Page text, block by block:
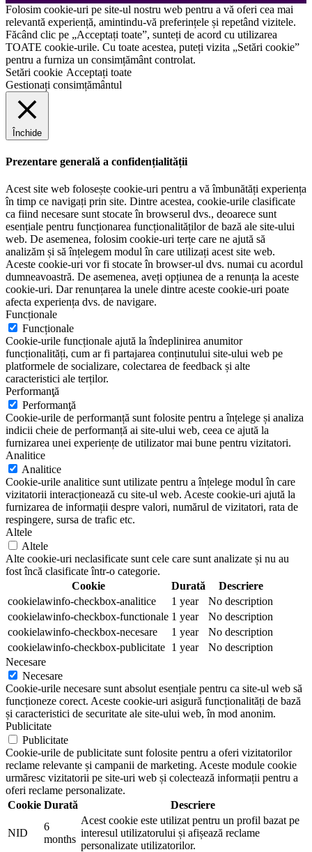
Folosim cookie-uri pe site-ul nostru web pentru a vă oferi cea mai
relevantă experiență, amintindu-vă preferințele și repetând vizitele.
Făcând clic pe „Acceptați toate”, sunteți de acord cu utilizarea
TOATE cookie-urile. Cu toate acestea, puteți vizita „Setări cookie”
pentru a furniza un consimțământ controlat.
Setări cookie Acceptați toate
Gestionați consimțământul
Închide
Prezentare generală a confidențialității
Acest site web folosește cookie-uri pentru a vă îmbunătăți experiența
în timp ce navigați prin site. Dintre acestea, cookie-urile clasificate
ca fiind necesare sunt stocate în browserul dvs., deoarece sunt
esențiale pentru funcționarea funcționalităților de bază ale site-ului
web. De asemenea, folosim cookie-uri terțe care ne ajută să
analizăm și să înțelegem modul în care utilizați acest site web.
Aceste cookie-uri vor fi stocate în browser-ul dvs. numai cu acordul
dumneavoastră. De asemenea, aveți opțiunea de a renunța la aceste
cookie-uri. Dar renunțarea la unele dintre aceste cookie-uri poate
afecta experiența dvs. de navigare.
Funcționale
Funcționale
Cookie-urile funcționale ajută la îndeplinirea anumitor
funcționalități, cum ar fi partajarea conținutului site-ului web pe
platformele de socializare, colectarea de feedback și alte
caracteristici ale terților.
Performanţă
Performanţă
Cookie-urile de performanță sunt folosite pentru a înțelege și analiza
indicii cheie de performanță ai site-ului web, ceea ce ajută la
furnizarea unei experiențe de utilizator mai bune pentru vizitatori.
Analitice
Analitice
Cookie-urile analitice sunt utilizate pentru a înțelege modul în care
vizitatorii interacționează cu site-ul web. Aceste cookie-uri ajută la
furnizarea de informații despre valori, numărul de vizitatori, rata de
respingere, sursa de trafic etc.
Altele
Altele
Alte cookie-uri neclasificate sunt cele care sunt analizate și nu au
fost încă clasificate într-o categorie.
Cookie
Durată
Descriere
cookielawinfo-checkbox-analitice
1 year
No description
cookielawinfo-checkbox-functionale 1 year
No description
cookielawinfo-checkbox-necesare
1 year
No description
cookielawinfo-checkbox-publicitate 1 year
No description
Necesare
Necesare
Cookie-urile necesare sunt absolut esențiale pentru ca site-ul web să
funcționeze corect. Aceste cookie-uri asigură funcționalități de bază
și caracteristici de securitate ale site-ului web, în mod anonim.
Publicitate
Publicitate
Cookie-urile de publicitate sunt folosite pentru a oferi vizitatorilor
reclame relevante și campanii de marketing. Aceste module cookie
urmăresc vizitatorii pe site-uri web și colectează informații pentru a
oferi reclame personalizate.
Cookie Durată Descriere
NID
6
months
Acest cookie este utilizat pentru un profil bazat pe
interesul utilizatorului și afișează reclame
personalizate utilizatorilor.